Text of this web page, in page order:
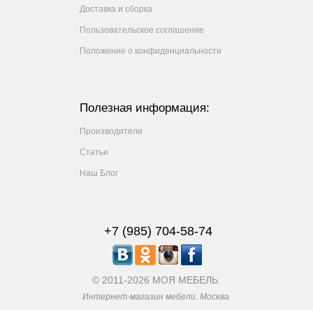
Доставка и сборка
Пользовательское соглашение
Положение о конфиденциальности
Полезная информация:
Производители
Статьи
Наш Блог
+7 (985) 704-58-74
© 2011-2026 МОЯ МЕБЕЛЬ.
Интернет-магазин мебели. Москва.